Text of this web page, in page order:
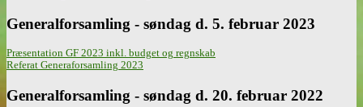
Generalforsamling - søndag d. 5. februar 2023
Præsentation GF 2023 inkl. budget og regnskab
Referat Generaforsamling 2023
Generalforsamling - søndag d. 20. februar 2022